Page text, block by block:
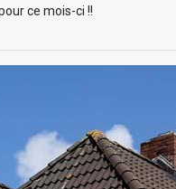
ce mois-ci !!